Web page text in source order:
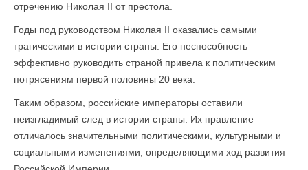
отречению Николая II от престола.
Годы под руководством Николая II оказались самыми
трагическими в истории страны. Его неспособность
эффективно руководить страной привела к политическим
потрясениям первой половины 20 века.
Таким образом, российские императоры оставили
неизгладимый след в истории страны. Их правление
отличалось значительными политическими, культурными и
социальными изменениями, определяющими ход развития